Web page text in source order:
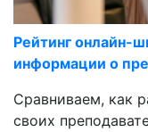
Рейтинг онлайн-
информации о
Сравниваем, как
своих